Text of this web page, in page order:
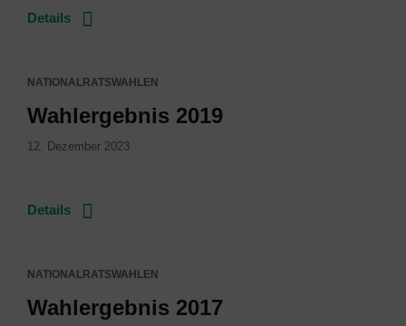
Details
NATIONALRATSWAHLEN
Wahlergebnis 2019
12. Dezember 2023
Details
NATIONALRATSWAHLEN
Wahlergebnis 2017